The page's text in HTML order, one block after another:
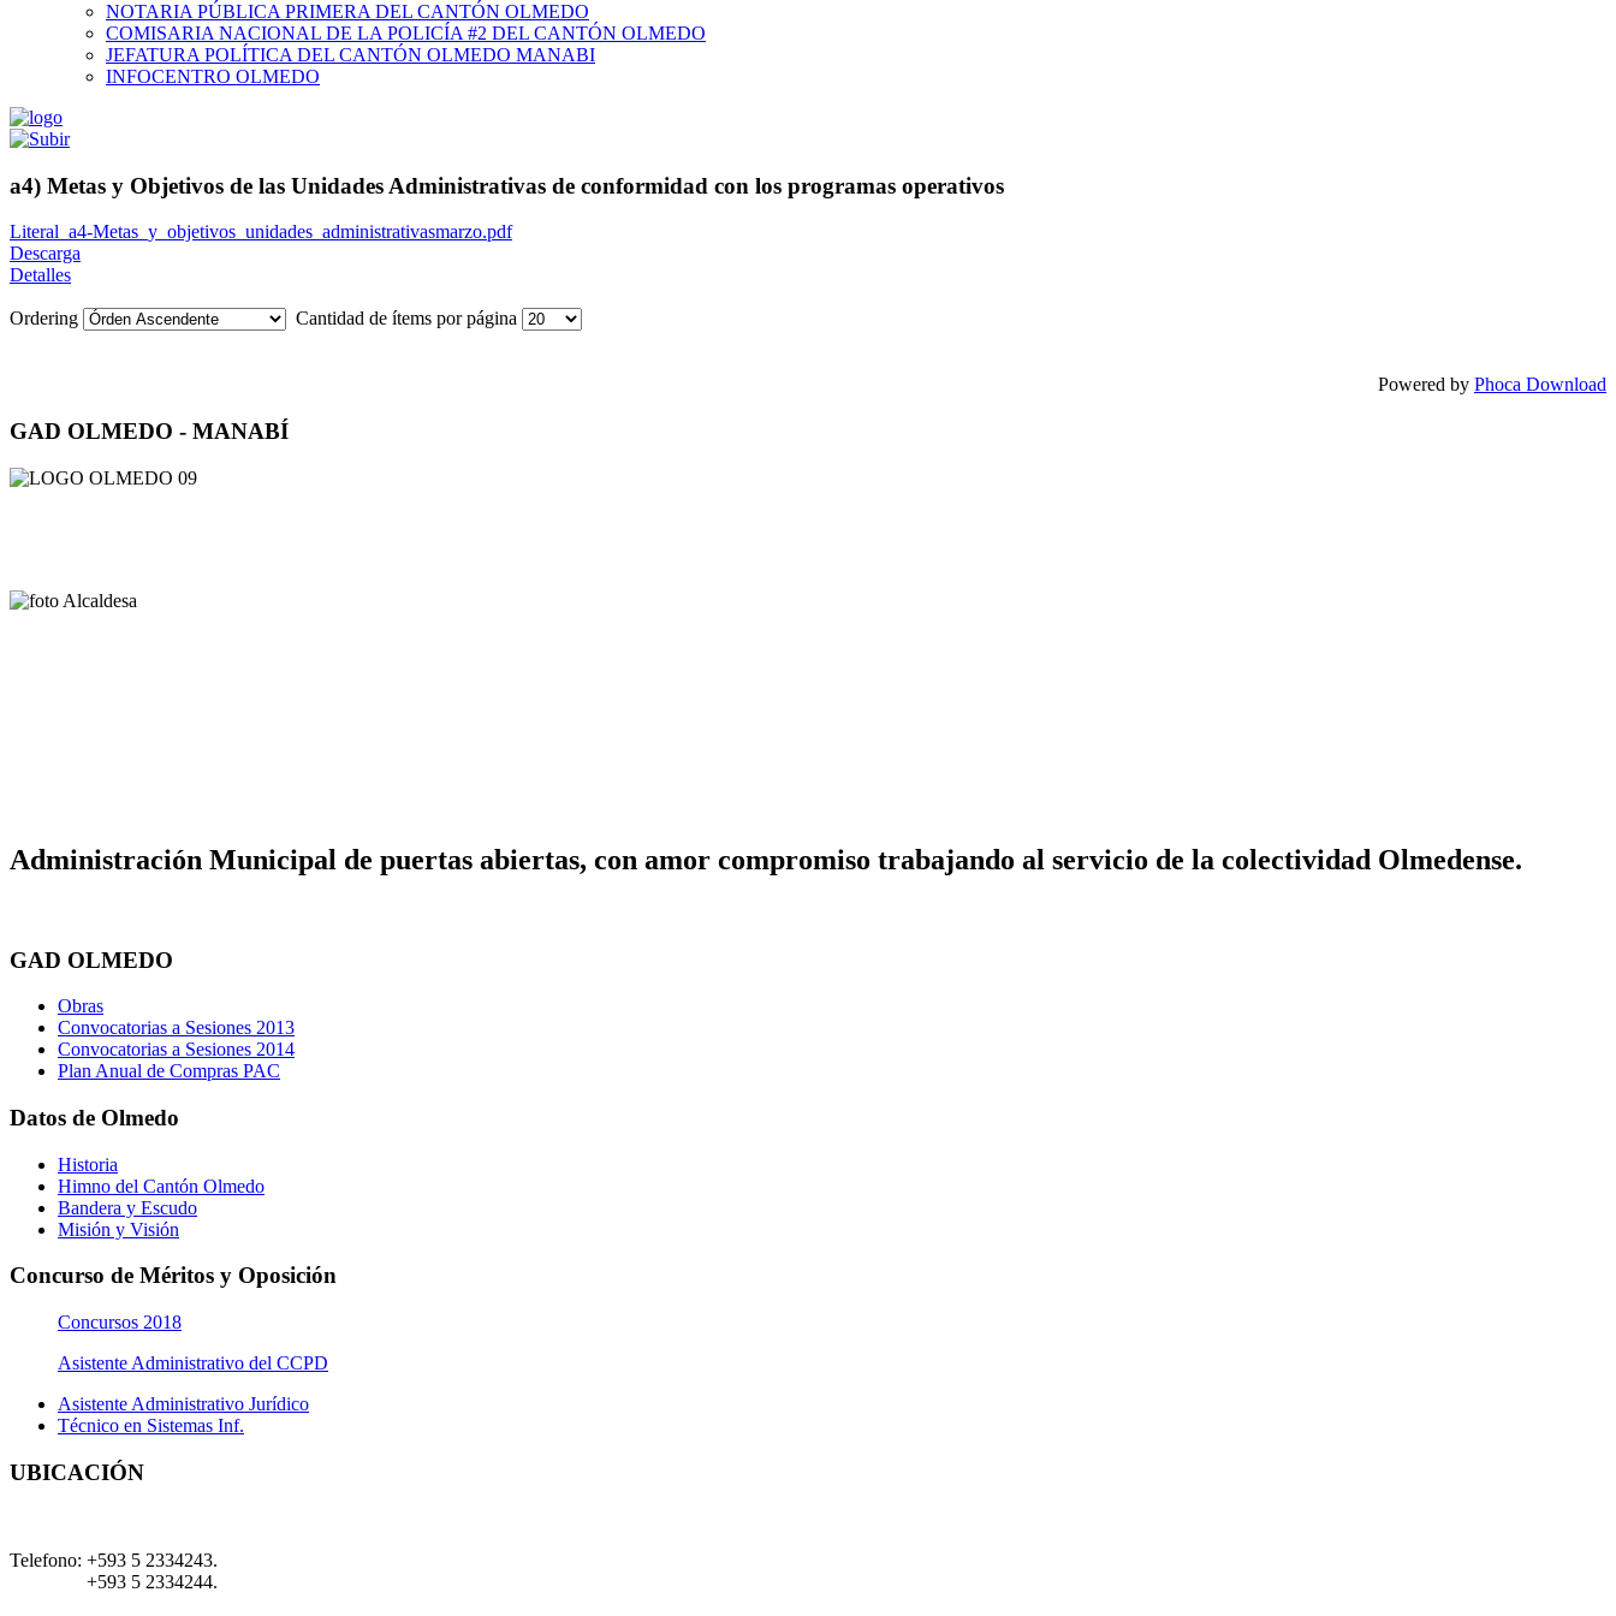
NOTARIA PÚBLICA PRIMERA DEL CANTÓN OLMEDO
COMISARIA NACIONAL DE LA POLICÍA #2 DEL CANTÓN OLMEDO
JEFATURA POLÍTICA DEL CANTÓN OLMEDO MANABI
INFOCENTRO OLMEDO
a4) Metas y Objetivos de las Unidades Administrativas de conformidad con los programas operativos
Literal_a4-Metas_y_objetivos_unidades_administrativasmarzo.pdf
Descarga
Detalles
Ordering Cantidad de ítems por página
Powered by Phoca Download
GAD OLMEDO - MANABÍ
Administración Municipal de puertas abiertas, con amor compromiso trabajando al servicio de la colectividad Olmedense.
GAD OLMEDO
Obras
Convocatorias a Sesiones 2013
Convocatorias a Sesiones 2014
Plan Anual de Compras PAC
Datos de Olmedo
Historia
Himno del Cantón Olmedo
Bandera y Escudo
Misión y Visión
Concurso de Méritos y Oposición
Concursos 2018
Asistente Administrativo del CCPD
Asistente Administrativo Jurídico
Técnico en Sistemas Inf.
UBICACIÓN
Telefono: +593 5 2334243.
+593 5 2334244.